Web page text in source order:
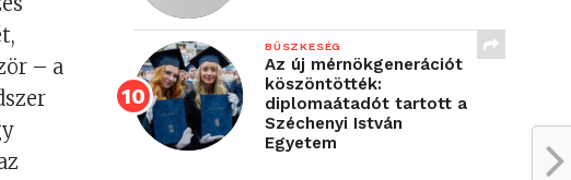
– a
BÜSZKESÉG
Az új mérnökgenerációt
köszöntötték:
diplomaátadót tartott a
Széchenyi István
Egyetem